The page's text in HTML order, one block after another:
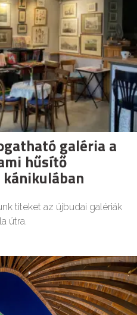
galéria a
hűsítő
titeket az újbudai galériák
útra.